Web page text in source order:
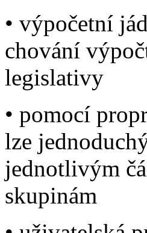
• výpočetní
chování
legislativy
• pomocí
lze
jednotlivým
skupinám